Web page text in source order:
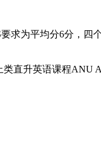
为平均分6分，四
直升英语课程ANU